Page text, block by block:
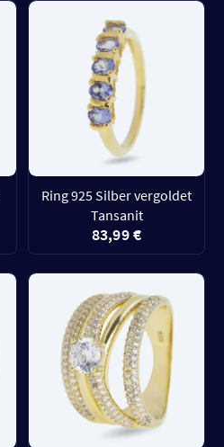
Ring 925 Silber vergoldet
Tansanit
83,99 €